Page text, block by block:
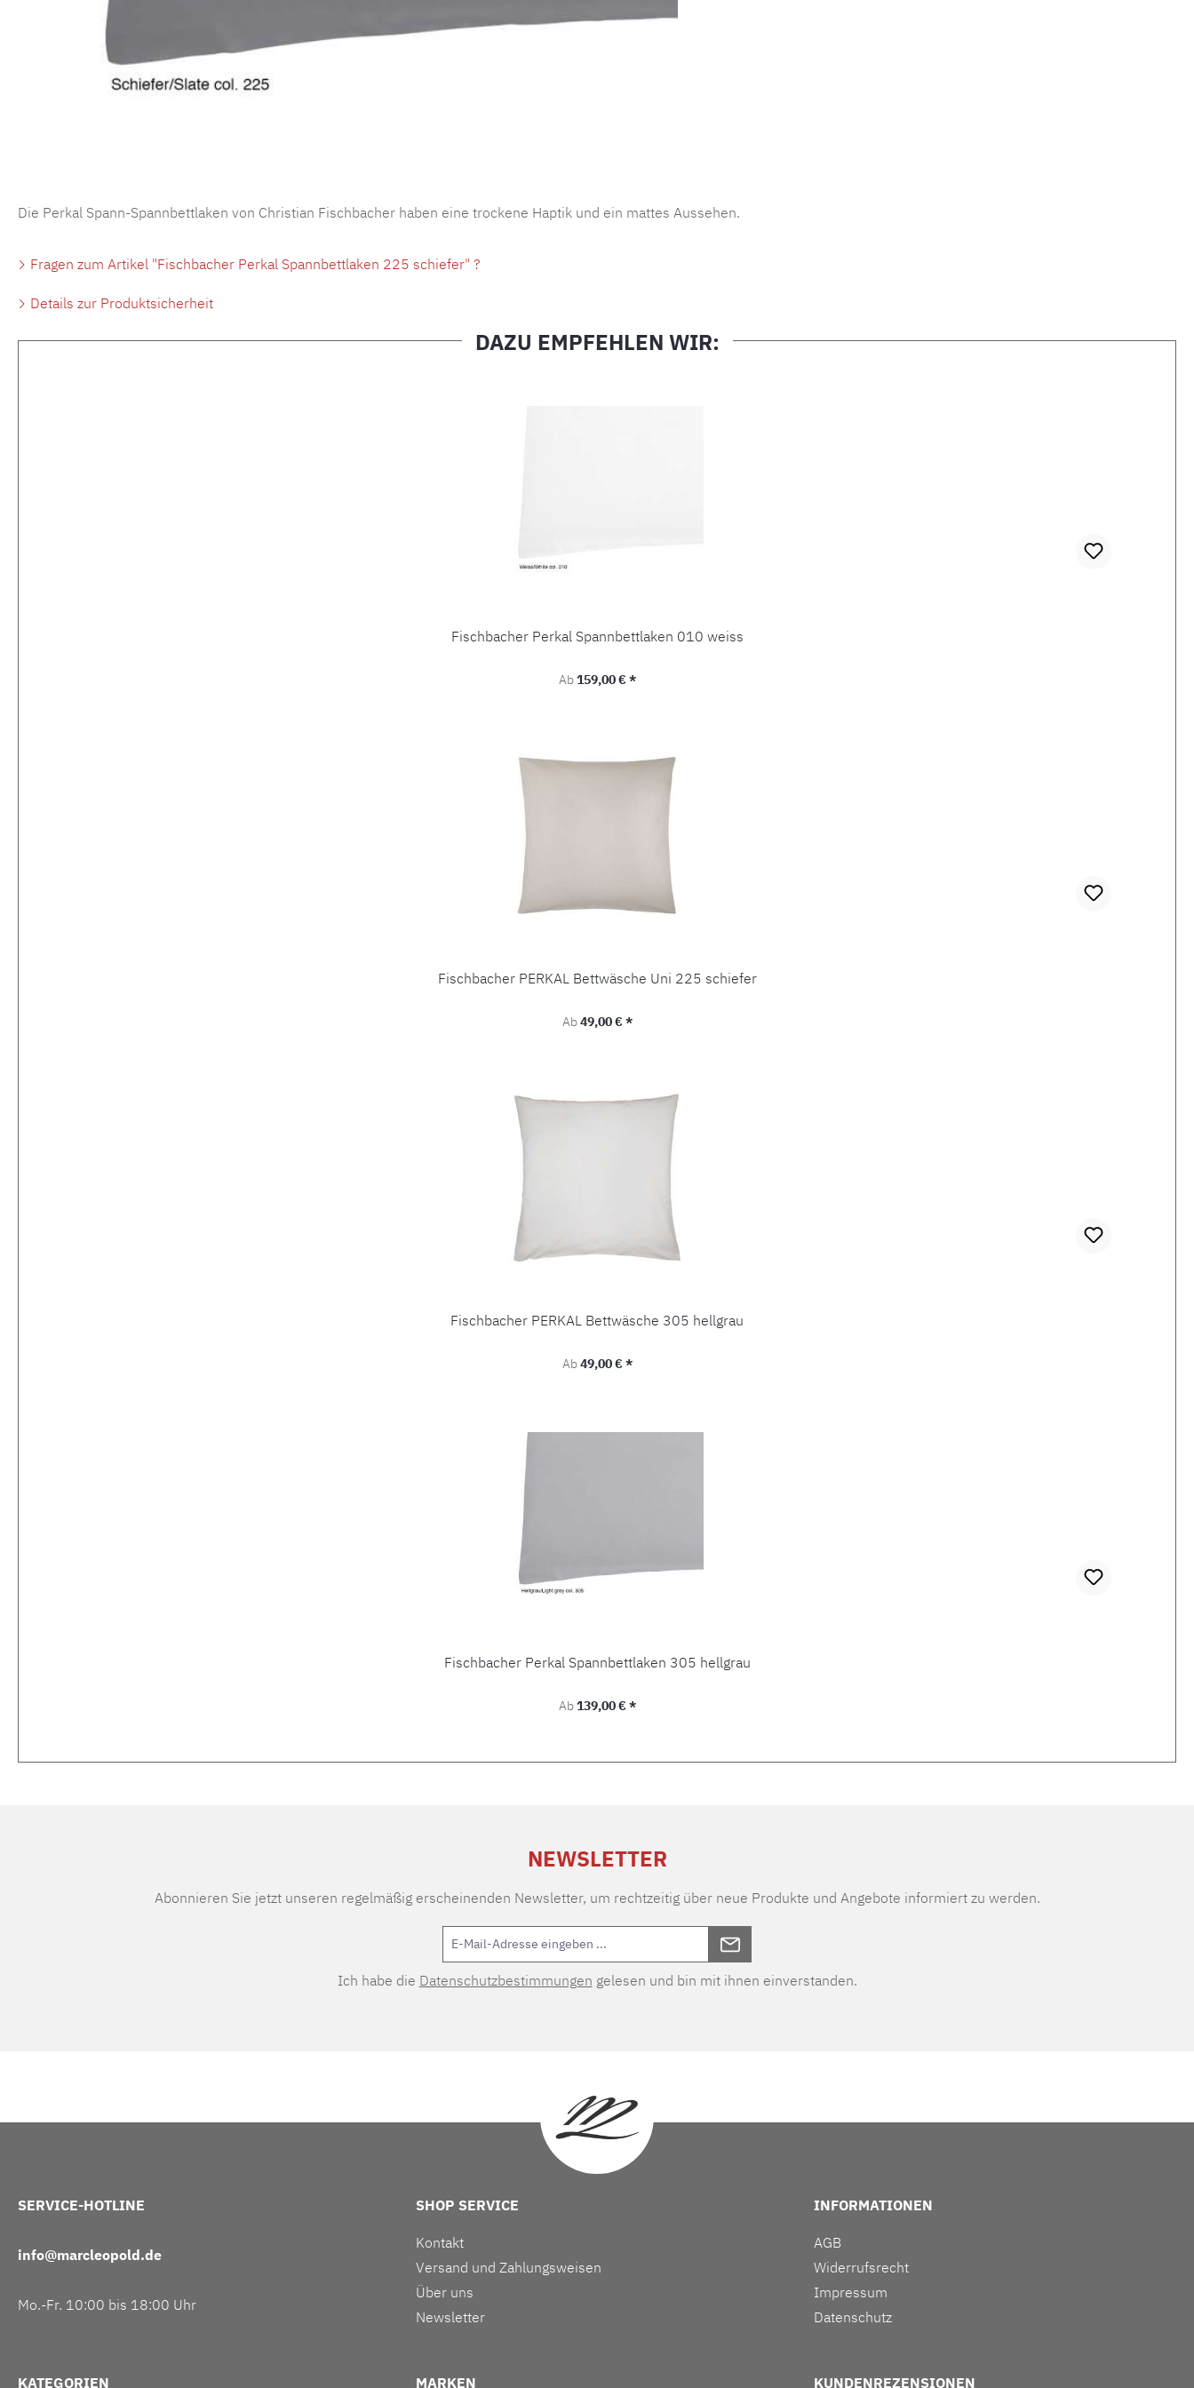
Die Perkal Spann-Spannbettlaken von Christian Fischbacher haben eine trockene Haptik und ein mattes Aussehen.
Fragen zum Artikel "Fischbacher Perkal Spannbettlaken 225 schiefer" ?
Details zur Produktsicherheit
DAZU EMPFEHLEN WIR:
Fischbacher Perkal Spannbettlaken 010 weiss
Regulärer Preis:
Ab159,00 € *
Fischbacher PERKAL Bettwäsche Uni 225 schiefer
Regulärer Preis:
Ab49,00 € *
Fischbacher PERKAL Bettwäsche 305 hellgrau
Regulärer Preis:
Ab49,00 € *
Fischbacher Perkal Spannbettlaken 305 hellgrau
Regulärer Preis:
Ab139,00 € *
NEWSLETTER
Abonnieren Sie jetzt unseren regelmäßig erscheinenden Newsletter, um rechtzeitig über neue Produkte und Angebote informiert zu werden.
Ich habe die Datenschutzbestimmungen gelesen und bin mit ihnen einverstanden.
SERVICE-HOTLINE
info@marcleopold.de
Mo.-Fr. 10:00 bis 18:00 Uhr
SHOP SERVICE
Kontakt
Versand und Zahlungsweisen
Über uns
Newsletter
INFORMATIONEN
AGB
Widerrufsrecht
Impressum
Datenschutz
KATEGORIEN MARKEN KUNDENREZENSIONEN